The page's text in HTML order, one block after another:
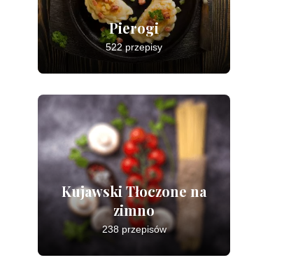
Pierogi
522 przepisy
Kujawski Tłoczone na
zimno
238 przepisów